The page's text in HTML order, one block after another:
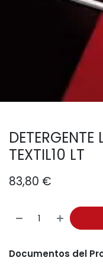
TEXTIL10 LT
83,80 €
Documentos del